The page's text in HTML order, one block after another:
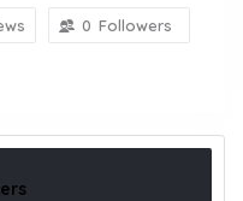
0 Followers